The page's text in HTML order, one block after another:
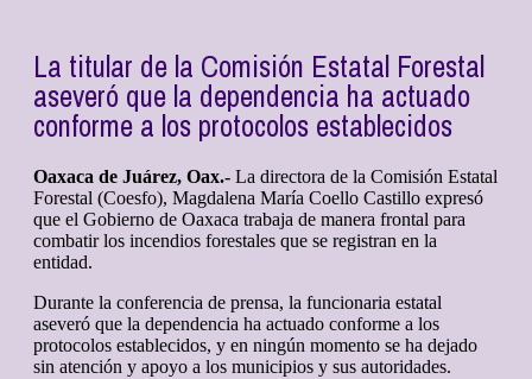
La titular de la Comisión Estatal Forestal
aseveró que la dependencia ha actuado
conforme a los protocolos establecidos
Oaxaca de Juárez, Oax.- La directora de la Comisión Estatal
Forestal (Coesfo), Magdalena María Coello Castillo expresó
que el Gobierno de Oaxaca trabaja de manera frontal para
combatir los incendios forestales que se registran en la
entidad.
Durante la conferencia de prensa, la funcionaria estatal
aseveró que la dependencia ha actuado conforme a los
protocolos establecidos, y en ningún momento se ha dejado
sin atención y apoyo a los municipios y sus autoridades.